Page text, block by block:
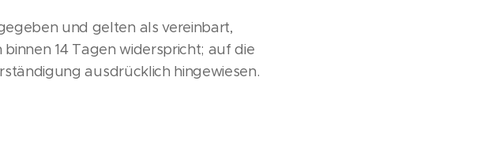
und gelten als vereinbart,
14 Tagen widerspricht; auf die
ausdrücklich hingewiesen.